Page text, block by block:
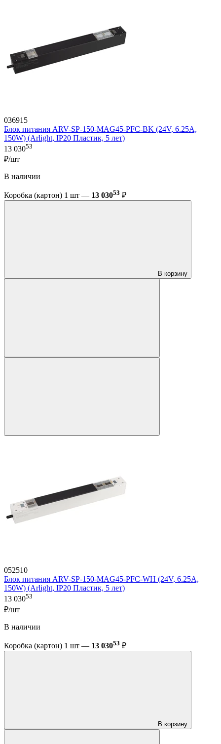
036915
Блок питания ARV-SP-150-MAG45-PFC-BK (24V, 6.25A,
150W) (Arlight, IP20 Пластик, 5 лет)
13 03053
₽/шт
В наличии
Коробка (картон) 1 шт — 13 03053 ₽
В корзину
052510
Блок питания ARV-SP-150-MAG45-PFC-WH (24V, 6.25A,
150W) (Arlight, IP20 Пластик, 5 лет)
13 03053
₽/шт
В наличии
Коробка (картон) 1 шт — 13 03053 ₽
В корзину